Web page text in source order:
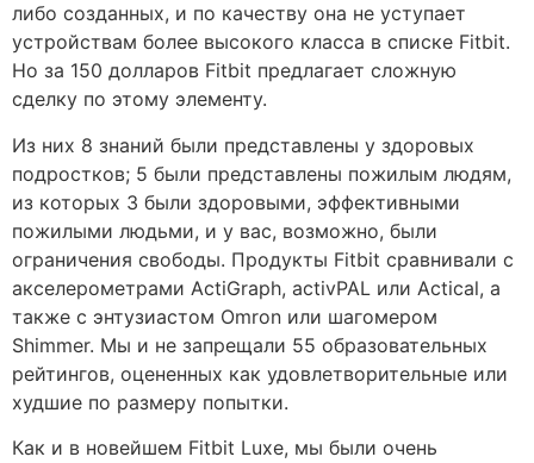
либо созданных, и по качеству она не уступает
устройствам более высокого класса в списке Fitbit.
Но за 150 долларов Fitbit предлагает сложную
сделку по этому элементу.
Из них 8 знаний были представлены у здоровых
подростков; 5 были представлены пожилым людям,
из которых 3 были здоровыми, эффективными
пожилыми людьми, и у вас, возможно, были
ограничения свободы. Продукты Fitbit сравнивали с
акселерометрами ActiGraph, activPAL или Actical, а
также с энтузиастом Omron или шагомером
Shimmer. Мы и не запрещали 55 образовательных
рейтингов, оцененных как удовлетворительные или
худшие по размеру попытки.
Как и в новейшем Fitbit Luxe, мы были очень